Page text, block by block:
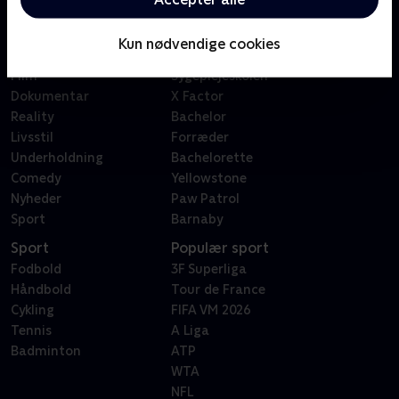
Kun nødvendige cookies
Kategorier
Film
Dokumentar
Reality
Livsstil
Underholdning
Comedy
Nyheder
Sport
Badehotellet
Sygeplejeskolen
X Factor
Bachelor
Forræder
Bachelorette
Yellowstone
Paw Patrol
Barnaby
Sport
Fodbold
Håndbold
Cykling
Tennis
Badminton
Populær sport
3F Superliga
Tour de France
FIFA VM 2026
A Liga
ATP
WTA
NFL